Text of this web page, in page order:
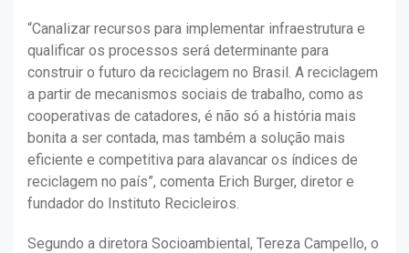
“Canalizar recursos para implementar infraestrutura e
qualificar os processos será determinante para
construir o futuro da reciclagem no Brasil. A reciclagem
a partir de mecanismos sociais de trabalho, como as
cooperativas de catadores, é não só a história mais
bonita a ser contada, mas também a solução mais
eficiente e competitiva para alavancar os índices de
reciclagem no país”, comenta Erich Burger, diretor e
fundador do Instituto Recicleiros.
Segundo a diretora Socioambiental, Tereza Campello, o